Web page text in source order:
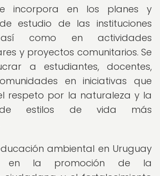
incorpora en los planes y
estudio de las instituciones
así como en actividades
y proyectos comunitarios. Se
a estudiantes, docentes,
en iniciativas que
respeto por la naturaleza y la
de estilos de vida más
ambiental en Uruguay
en la promoción de la